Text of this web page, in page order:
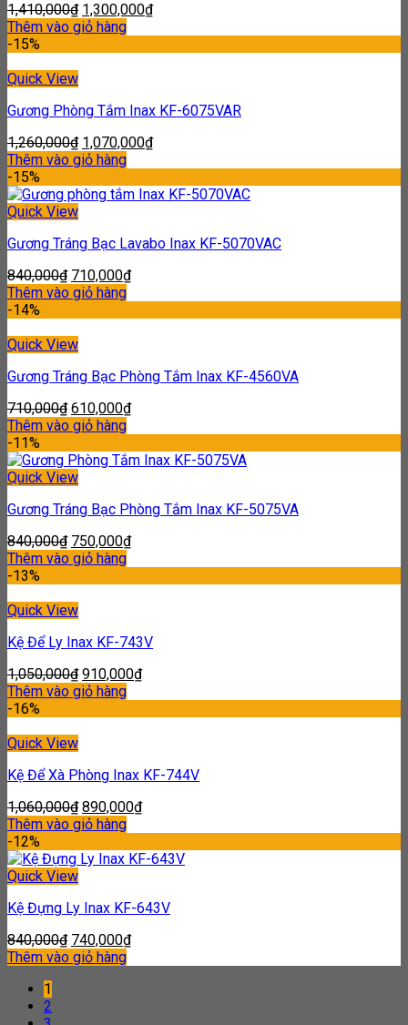
1,410,000₫ 1,300,000₫
Thêm vào giỏ hàng
-15%
Quick View
Gương Phòng Tắm Inax KF-6075VAR
1,260,000₫ 1,070,000₫
Thêm vào giỏ hàng
-15%
Quick View
Gương Tráng Bạc Lavabo Inax KF-5070VAC
840,000₫ 710,000₫
Thêm vào giỏ hàng
-14%
Quick View
Gương Tráng Bạc Phòng Tắm Inax KF-4560VA
710,000₫ 610,000₫
Thêm vào giỏ hàng
-11%
Quick View
Gương Tráng Bạc Phòng Tắm Inax KF-5075VA
840,000₫ 750,000₫
Thêm vào giỏ hàng
-13%
Quick View
Kệ Để Ly Inax KF-743V
1,050,000₫ 910,000₫
Thêm vào giỏ hàng
-16%
Quick View
Kệ Để Xà Phòng Inax KF-744V
1,060,000₫ 890,000₫
Thêm vào giỏ hàng
-12%
Quick View
Kệ Đựng Ly Inax KF-643V
840,000₫ 740,000₫
Thêm vào giỏ hàng
1
2